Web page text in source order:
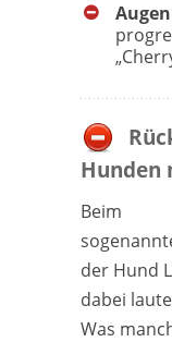
Hunden
Beim
der Hund
dabei
Was